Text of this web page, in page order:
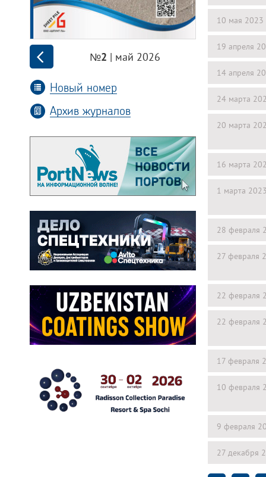
№2 | май 2026
Новый номер
Архив журналов
10 мая 2023
19 апреля
14 апреля
24 марта
20 марта
16 марта
1 марта
28 февраля
27 февраля
22 февраля
22 февраля
17 февраля
10 февраля
9 февраля
27 декабря